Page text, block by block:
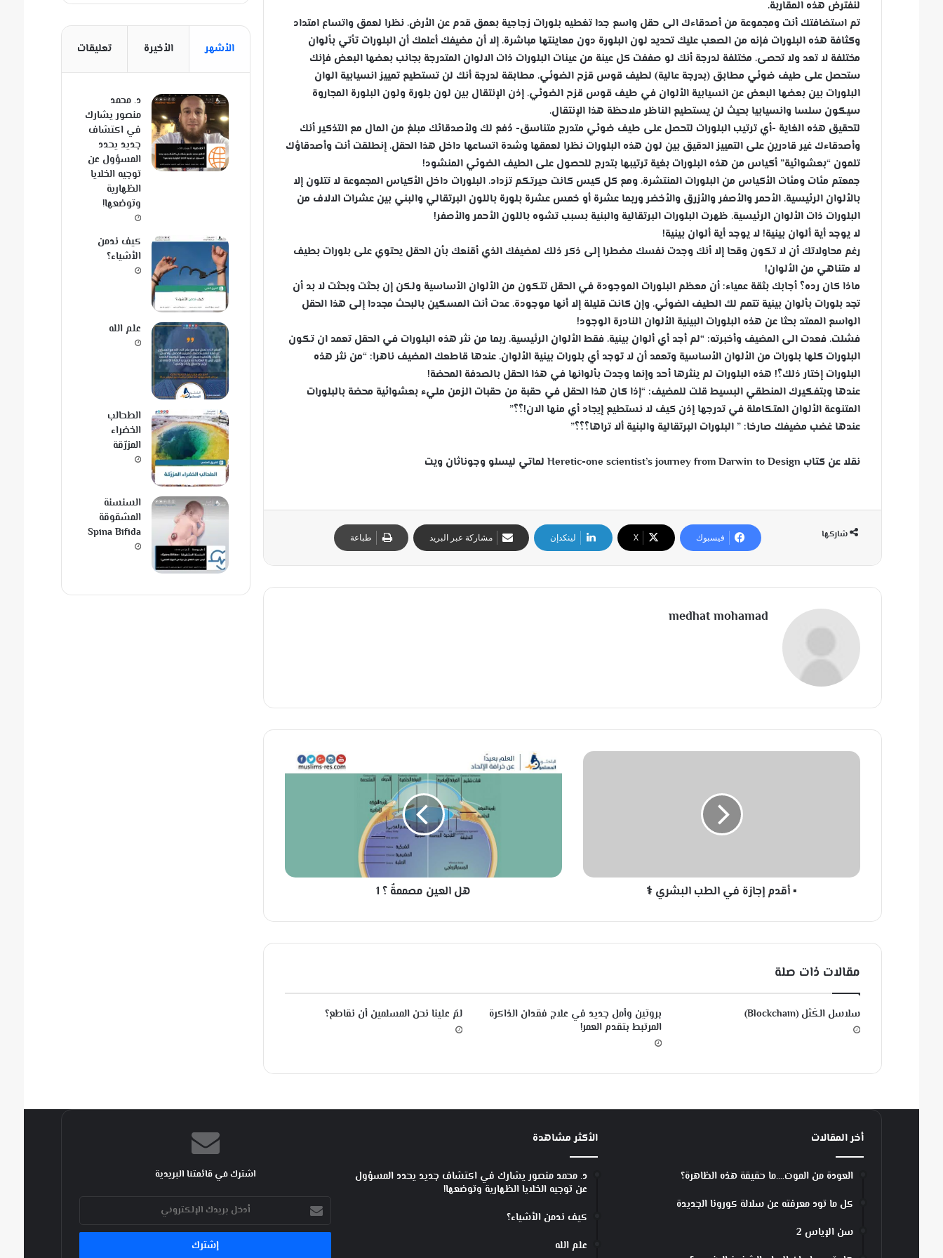
ل
ب
ر
ي
د
ا
إ
ل
ك
ت
و
ن
ا
لنفترض هذه المقاربة.
تم استضافتك أنت ومجموعة من أصدقاءك الى حقل واسع جدا تغطيه بلورات زجاجية بعمق قدم عن الأرض. نظرا لعمق واتساع امتداد
وكثافة هذه البلورات فإنه من الصعب عليك تحديد لون البلورة دون معاينتها مباشرة. إلا أن مضيفك أعلمك أن البلورات تأتي بألوان
مختلفة لا تعد ولا تحصى. مختلفة لدرجة أنك لو صففت كل عينة من عينات البلورات ذات الالوان المتدرجة بجانب بعضها البعض فإنك
ستحصل على طيف ضوئي مطابق (بدرجة عالية) لطيف قوس قزح الضوئي. مطابقة لدرجة أنك لن تستطيع تمييز انسيابية الوان
البلورات بين بعضها البعض عن انسيابية الألوان في طيف قوس قزح الضوئي. إذن الإنتقال بين لون بلورة ولون البلورة المجاروة
سيكون سلسا وانسيابيا بحيث لن يستطيع الناظر ملاحظة هذا الإنتقال.
لتحقيق هذه الغاية -أي ترتيب البلورات لتحصل على طيف ضوئي متدرج متناسق- دُفع لك ولأصدقائك مبلغ من المال مع التذكير أنك
وأصدقاءك غير قادرين على التمييز الدقيق بين لون هذه البلورات نظرا لعمقها وشدة اتساعها داخل هذا الحقل. إنطلقت أنت وأصدقاؤك
تلمون “بعشوائية” أكياس من هذه البلورات بغية ترتيبها بتدرج للحصول على الطيف الضوئي المنشود!
جمعتم مئات ومئات الأكياس من البلورات المنتشرة. ومع كل كيس كانت حيرتكم تزداد. البلورات داخل الأكياس المجموعة لا تتلون إلا
بالألوان الرئيسية. الأحمر والأصفر والأزرق والأخضر وربما عشرة أو خمس عشرة بلورة باللون البرتقالي والبني بين عشرات الالاف من
البلورات ذات الألوان الرئيسية. ظهرت البلورات البرتقالية والبنية بسبب تشوه باللون الأحمر والأصفر!
لا يوجد أية ألوان بينية! لا يوجد أية ألوان بينية!
رغم محاولاتك أن لا تكون وقحا إلا أنك وجدت نفسك مضطرا إلى ذكر ذلك لمضيفك الذي أقنعك بأن الحقل يحتوي على بلورات بطيف
لا متناهي من الألوان!
ماذا كان رده؟ أجابك بثقة عمياء: أن معظم البلورات الموجودة في الحقل تتكون من الألوان الأساسية ولكن إن بحثت وبحثت لا بد أن
تجد بلورات بألوان بينية تتمم لك الطيف الضوئي. وإن كانت قليلة إلا أنها موجودة. عدت أنت المسكين بالبحث مجددا إلى هذا الحقل
الواسع الممتد بحثا عن هذه البلورات البينية الألوان النادرة الوجود!
فشلت. فعدت الى المضيف وأخبرته: “لم أجد أي ألوان بينية. فقط الألوان الرئيسية. ربما من نثر هذه البلورات في الحقل تعمد ان تكون
البلورات كلها بلورات من الألوان الأساسية وتعمد أن لا توجد أي بلورات بينية الألوان. عندها قاطعك المضيف ناهرا: “من نثر هذه
البلورات إختار ذلك؟! هذه البلورات لم ينثرها أحد وإنما وجدت بألوانها في هذا الحقل بالصدفة المحضة!
عندها وبتفكيرك المنطقي البسيط قلت للمضيف: “إذا كان هذا الحقل في حقبة من حقبات الزمن مليء بعشوائية محضة بالبلورات
المتنوعة الألوان المتكاملة في تدرجها إذن كيف لا نستطيع إيجاد أي منها الان!؟؟”
عندها غضب مضيفك صارخا: ” البلورات البرتقالية والبنية ألا تراها؟؟؟”
نقلا عن كتاب Heretic-one scientist’s journey from Darwin to Design لماتي ليسلو وجوناثان ويت
شاركها فيسبوك ‫X لينكدإن مشاركة عبر البريد طباعة
medhat mohamad
▪
ز
ي
ب
ا
ل
ب
▪ أقدم إجازة في الطب البشري ⚕
ل
ص
ةٌ
هل العين مصممةٌ ؟ 1
مقالات ذات صلة
سلاسل الكُتَل (Blockchain)
بروتين وأمل جديد في علاج فقدان الذاكرة
المرتبط بتقدم العمر!
لمَ علينا نحن المسلمين أن نقاطع؟
الأشهر الأخيرة تعليقات
د. محمد
منصور يشارك
في اكتشاف
جديد يحدد
المسؤول عن
توجيه الخلايا
الظهارية
وتوضعها!
كيف ندمن
الأشياء؟
علم الله
الطحالب
الخضراء
المزرّقة
السنسنة
المشقوقة
Spina Bifida
أخر المقالات
العودة من الموت….ما حقيقة هذه الظاهرة؟
كل ما تود معرفته عن سلالة كورونا الجديدة
سن الإياس 2
الأكثر مشاهدة
د. محمد منصور يشارك في اكتشاف جديد يحدد المسؤول
عن توجيه الخلايا الظهارية وتوضعها!
كيف ندمن الأشياء؟
علم الله
اشترك في قائمتنا البريدية
أدخل
بريدك
الإلكتروني